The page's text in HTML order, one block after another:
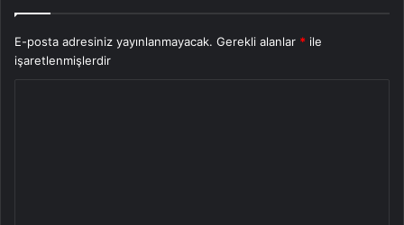
E-posta adresiniz yayınlanmayacak. Gerekli alanlar * ile
işaretlenmişlerdir